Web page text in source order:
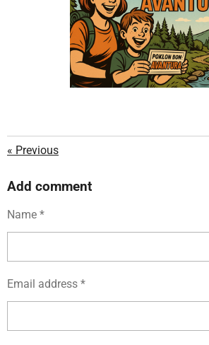
« Previous
Add comment
Name *
Email address *